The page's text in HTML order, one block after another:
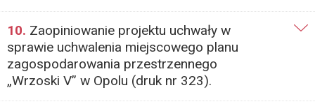
10. Zaopiniowanie projektu uchwały w
sprawie uchwalenia miejscowego planu
zagospodarowania przestrzennego
„Wrzoski V” w Opolu (druk nr 323).